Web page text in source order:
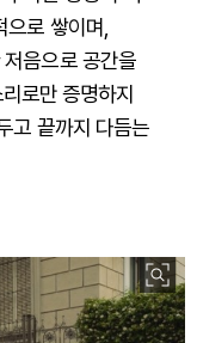
으로 쌓이며,
음으로 공간을
로만 증명하지
고 끝까지 다듬는